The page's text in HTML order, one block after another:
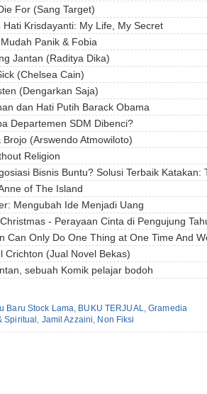
For (Sang Target)
Krisdayanti: My Life, My Secret
Panik & Fobia
Jantan (Raditya Dika)
(Chelsea Cain)
(Dengarkan Saja)
dan Hati Putih Barack Obama
Departemen SDM Dibenci?
(Arswendo Atmowiloto)
Religion
Bisnis Buntu? Solusi Terbaik Katakan:
of The Island
Mengubah Ide Menjadi Uang
- Perayaan Cinta di Pengujung
Can Only Do One Thing at One Time And
Crichton (Jual Novel Bekas)
sebuah Komik pelajar bodoh
Baru Stock Lama, BUKU TERJUAL,Gramedia
Spiritual , Jamil Azzaini, Non Fiksi